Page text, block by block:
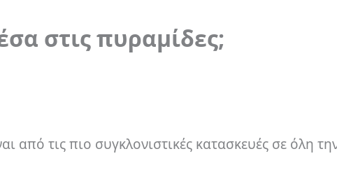
στις πυραμίδες;
από τις πιο συγκλονιστικές κατασκευές σε όλη